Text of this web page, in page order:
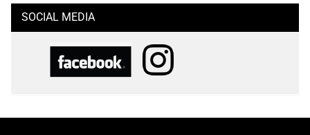
SOCIAL MEDIA